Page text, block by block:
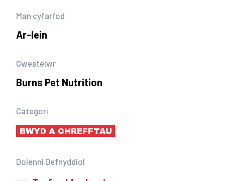
Man cyfarfod
Ar-lein
Gwesteiwr
Burns Pet Nutrition
Categori
BWYD A CHREFFTAU
Dolenni Defnyddiol